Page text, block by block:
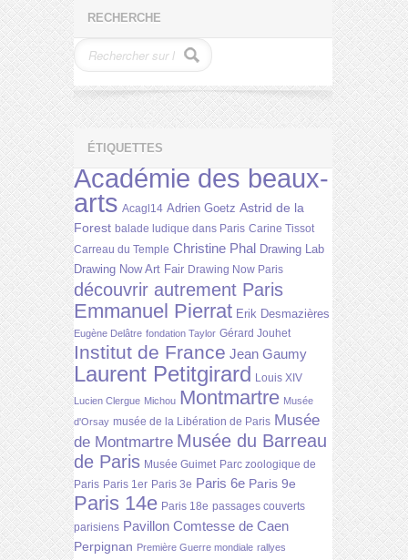
RECHERCHE
ÉTIQUETTES
Académie des beaux-
arts Acagl14 Adrien Goetz Astrid de la
Forest balade ludique dans Paris Carine Tissot
Carreau du Temple Christine Phal Drawing Lab
Drawing Now Art Fair Drawing Now Paris
découvrir autrement Paris
Emmanuel Pierrat Erik Desmazières
Eugène Delâtre fondation Taylor Gérard Jouhet
Institut de France Jean Gaumy
Laurent Petitgirard Louis XIV
Lucien Clergue Michou Montmartre Musée
d'Orsay musée de la Libération de Paris Musée
de Montmartre Musée du Barreau
de Paris Musée Guimet Parc zoologique de
Paris Paris 1er Paris 3e Paris 6e Paris 9e
Paris 14e Paris 18e passages couverts
parisiens Pavillon Comtesse de Caen
Perpignan Première Guerre mondiale rallyes